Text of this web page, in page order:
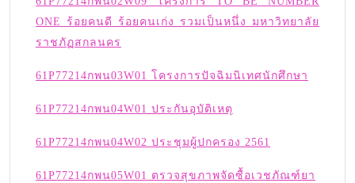
ONE ร้อยคนดี ร้อยคนเก่ง รวมเป็นหนึ่ง มหาวิทยาลัย
ราชภัฏสกลนคร
61P77214กพน03W01 โครงการปัจฉิมนิเทศนักศึกษา
61P77214กพน04W01 ประกันอุบัติเหตุ
61P77214กพน04W02 ประชุมผู้ปกครอง 2561
61P77214กพน05W01 ตรวจสุขภาพจัดซื้อเวชภัณฑ์ยา